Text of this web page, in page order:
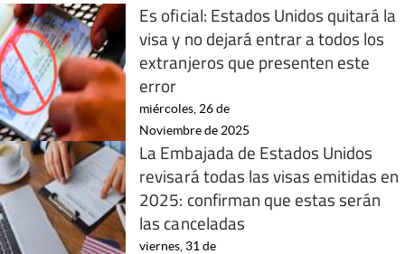
Es oficial: Estados Unidos quitará la
visa y no dejará entrar a todos los
extranjeros que presenten este
error
miércoles, 26 de
Noviembre de 2025
La Embajada de Estados Unidos
revisará todas las visas emitidas en
2025: confirman que estas serán
las canceladas
viernes, 31 de